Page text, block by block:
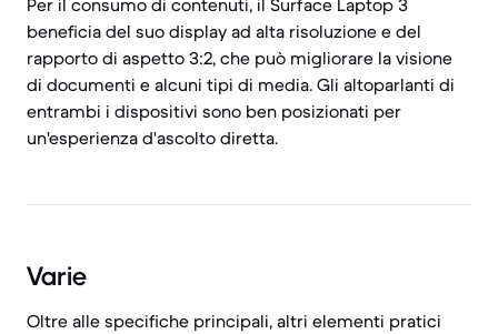
Per il consumo di contenuti, il Surface Laptop 3
beneficia del suo display ad alta risoluzione e del
rapporto di aspetto 3:2, che può migliorare la visione
di documenti e alcuni tipi di media. Gli altoparlanti di
entrambi i dispositivi sono ben posizionati per
un'esperienza d'ascolto diretta.
Varie
Oltre alle specifiche principali, altri elementi pratici